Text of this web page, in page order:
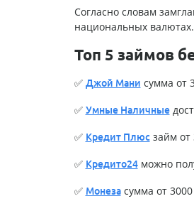
Согласно словам
национальных валютах.
Топ 5 займов
✅ Джой Мани сумма от
✅ Умные Наличные
✅ Кредит Плюсзайм от
✅ Кредито24можно
✅ Монезасумма от 3000